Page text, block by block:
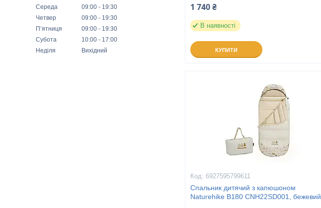
Середа
09:00
19:30
Четвер
09:00
19:30
Пʼятниця
09:00
19:30
Субота
10:00
17:00
Неділя
Вихідний
1 740 ₴
В наявності
КУПИТИ
6927595799611
Спальник дитячий з капюшоном
Naturehike B180 CNH22SD001, бежевий